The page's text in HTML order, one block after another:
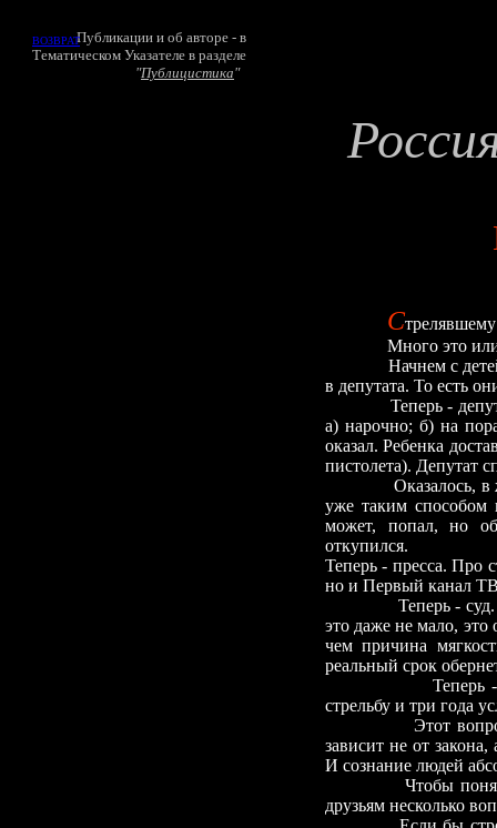
ВОЗВРАТ
С
Много это
Начнем с
в депутата. То есть
Теперь-
а) нарочно; б) на
оказал. Ребенка
пистолета). Депутат
Оказалось,
уже таким способом
может, попал, но
откупился.
Теперь- пресса. Про
но и Первый канал
Теперь-
это даже не мало, это
чем причина
реальный срок
Теперь-
стрельбу и три года
Этот
зависит не от
И сознание людей
Чтобы
друзьям несколько
Публикации и об авторе - в
Тематическом Указателе в разделе
"Публицистика"